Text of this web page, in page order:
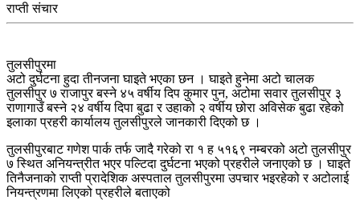
राप्ती संचार
तुलसीपुरमा
अटो दुर्घटना हुदा तीनजना घाइते भएका छन । घाइते हुनेमा अटो चालक
तुलसीपुर ७ राजापुर बस्ने ४५ वर्षीय दिप कुमार पुन, अटोमा सवार तुलसीपुर ३
राणागाउँ बस्ने २४ वर्षीय दिपा बुढा र उहाको २ वर्षीय छोरा अविसेक बुढा रहेको
इलाका प्रहरी कार्यालय तुलसीपुरले जानकारी दिएको छ ।
तुलसीपुरबाट गणेश पार्क तर्फ जादै गरेको रा १ ह ५१६९ नम्बरको अटो तुलसीपुर
७ स्थित अनियन्त्रीत भएर पल्टिदा दुर्घटना भएको प्रहरीले जनाएको छ । घाइते
तिनैजनाको राप्ती प्रादेशिक अस्पताल तुलसीपुरमा उपचार भइरहेको र अटोलाई
नियन्त्रणमा लिएको प्रहरीले बताएको